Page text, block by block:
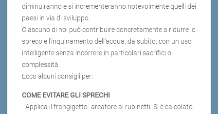
diminuiranno e si incrementeranno notevolmente quelli dei
paesi in via di sviluppo.
Ciascuno di noi può contribuire concretamente a ridurre lo
spreco e l'inquinamento dell'acqua, da subito, con un uso
intelligente senza incorrere in particolari sacrifici o
complessità.
Ecco alcuni consigli per:
COME EVITARE GLI SPRECHI
- Applica il frangigetto- areatore ai rubinetti. Si è calcolato